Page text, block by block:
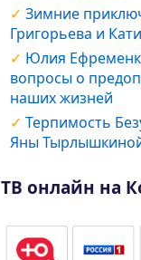
Зимние
Григорьева и
Юлия
вопросы о
наших жизней
Терпимость
Яны
ТВ онлайн на